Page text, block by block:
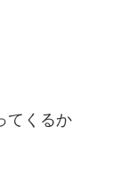
てくるか